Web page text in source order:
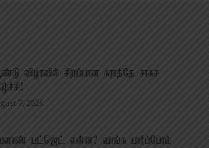
விழாவில் சிறப்பான கராத்தே சாகச
7, 2026
பட்ஜெட் என்ன? வாங்க பார்ப்போம்